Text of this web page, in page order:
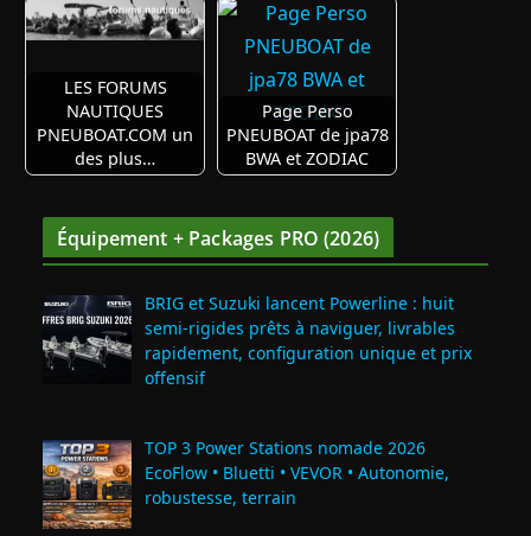
LES FORUMS
NAUTIQUES
PNEUBOAT.COM un
des plus…
Page Perso
PNEUBOAT de jpa78
BWA et ZODIAC
Équipement + Packages PRO (2026)
BRIG et Suzuki lancent Powerline : huit
semi‑rigides prêts à naviguer, livrables
rapidement, configuration unique et prix
offensif
TOP 3 Power Stations nomade 2026
EcoFlow • Bluetti • VEVOR • Autonomie,
robustesse, terrain